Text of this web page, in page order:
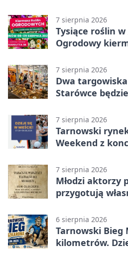
7 sierpnia 2026
Tysiące roślin w
Ogrodowy
7 sierpnia 2026
Dwa
Starówce
7 sierpnia 2026
Tarnowski
Weekend z
7 sierpnia 2026
Młodzi aktorzy
przygotują
6 sierpnia 2026
Tarnowski Bieg
kilometrów.